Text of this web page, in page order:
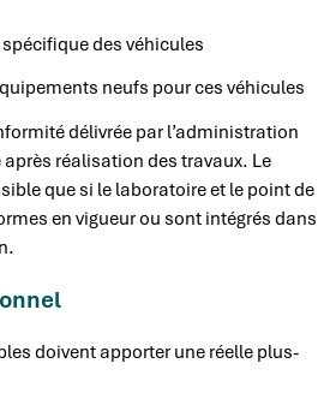
spécifique des véhicules
neufs pour ces véhicules
délivrée par l’administration
réalisation des travaux. Le
que si le laboratoire et le point de
en vigueur ou sont intégrés dans
doivent apporter une réelle plus-